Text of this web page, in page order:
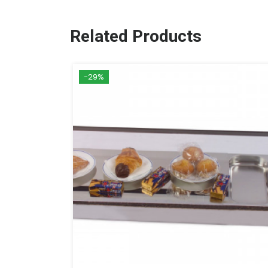
Related Products
-29%